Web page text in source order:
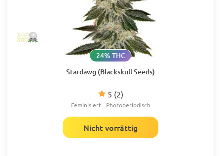
Stardawg (Blackskull Seeds)
5 (2)
24% THC
Feminisiert Photoperiodisch
Nicht vorrättig